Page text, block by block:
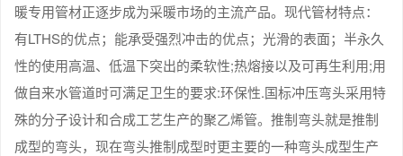
暖专用管材正逐步成为采暖市场的主流产品。现代管材特点：
有LTHS的优点；能承受强烈冲击的优点；光滑的表面；半永久
性的使用高温、低温下突出的柔软性;热熔接以及可再生利用;用
做自来水管道时可满足卫生的要求:环保性.国标冲压弯头采用特
殊的分子设计和合成工艺生产的聚乙烯管。推制弯头就是推制
成型的弯头，现在弯头推制成型时更主要的一种弯头成型生产